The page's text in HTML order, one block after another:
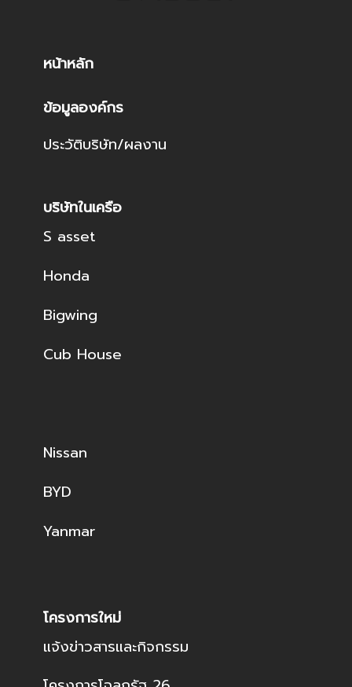
หน้าหลัก
ข้อมูลองค์กร
ประวัติบริษัท/ผลงาน
บริษัทในเครือ
S asset
Honda
Bigwing
Cub House
Nissan
BYD
Yanmar
โครงการใหม่
แจ้งข่าวสารและกิจกรรม